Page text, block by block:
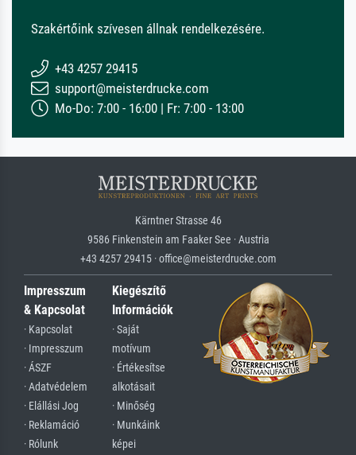
Szakértőink szívesen állnak rendelkezésére.
+43 4257 29415
support@meisterdrucke.com
Mo-Do: 7:00 - 16:00 | Fr: 7:00 - 13:00
Kärntner Strasse 46
9586 Finkenstein am Faaker See · Austria
+43 4257 29415 · office@meisterdrucke.com
Impresszum
& Kapcsolat
· Kapcsolat
· Impresszum
· ÁSZF
· Adatvédelem
· Elállási Jog
· Reklamáció
· Rólunk
Kiegészítő
Információk
· Saját
motívum
· Értékesítse
alkotásait
· Minőség
· Munkáink
képei